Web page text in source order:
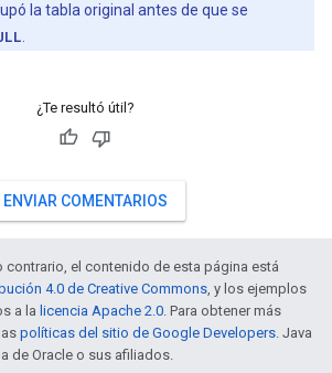
la tabla original antes de que se
¿Te resultó útil?
ENVIAR COMENTARIOS
contrario, el contenido de esta página está
4.0 de Creative Commons, y los ejemplos
a la licencia Apache 2.0. Para obtener más
políticas del sitio de Google Developers. Java
de Oracle o sus afiliados.